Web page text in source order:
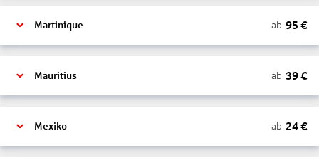
Martinique ab 95 €
Mauritius ab 39€
Mexiko ab 24€